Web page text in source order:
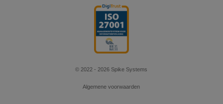
© 2022 - 2026 Spike Systems
Algemene voorwaarden